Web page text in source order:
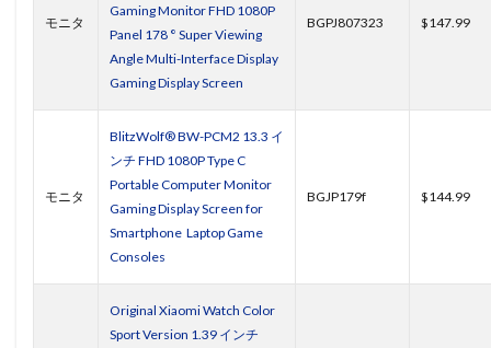
モニタ
Gaming Monitor FHD 1080P
Panel 178 ° Super Viewing
Angle Multi-Interface Display
Gaming Display Screen
BGPJ807323 $147.99
モニタ
BlitzWolf® BW-PCM2 13.3 イ
ンチ FHD 1080P Type C
Portable Computer Monitor
Gaming Display Screen for
Smartphone Laptop Game
Consoles
BGJP179f $144.99
Original Xiaomi Watch Color
Sport Version 1.39 インチ